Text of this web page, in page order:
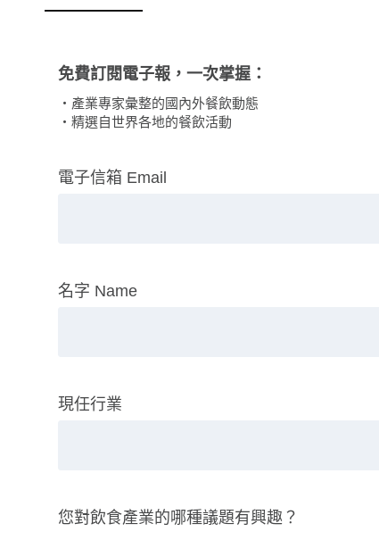
免費訂閱電子報，一次掌握：
・產業專家彙整的國內外餐飲動態
・精選自世界各地的餐飲活動
電子信箱 Email
名字 Name
現任行業
您對飲食產業的哪種議題有興趣？